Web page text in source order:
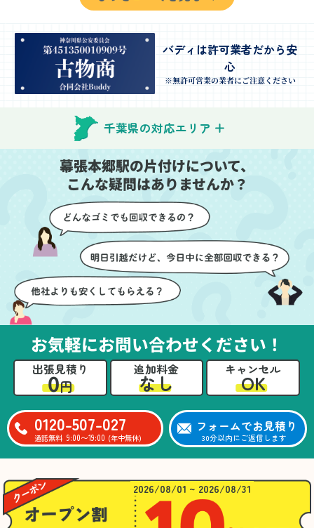
どうにもならない状態で
んが手際よく片付けてく
れたので、部屋が驚くほ
どスッキリしました。自
分では手が回らなかった
場所も含め、プロの力を
実感しました。
特に、物が散乱していた
部屋の整理や、細かなア
イテムの仕分けを迅速か
つ丁寧に対応していただ
けたのがありがたかった
です。家族それぞれが必
要なものを確認しながら
進めることができ、安心
感を持って作業をお任せ
できました。さらに、作
業終了後には部屋全体を
清掃していただき、まる
で新しい家のような清潔
感に感動しました。
ど、処分が難しいものが
きました。
当日は2名のスタッフが来
てくださり、作業の流れ
ちらも安心感を持って作
壁や床を傷つけないよう
に細心の注意を払ってい
ただき、家全体がスムー
ズに片付いていくのがと
ても嬉しかったです。作
業が終わった後には、こ
ちらからお願いしなくて
も部屋を簡単に清掃して
いただけたのも好印象で
した。
いても教えていただき、
今後の片付けにも役立つ
知識が増えました。また
何かあれば、ぜひお願い
心のこもったサービスを
ありがとうございまし
た。
バディは許可業者だから安
心
※無許可営業の業者にご注意ください
千葉県の対応エリア
幕張本郷駅の片付けについて、
こんな疑問はありませんか？
お気軽にお問い合わせください！
出張見積り
0円
追加料金
なし
キャンセル
OK
0120-507-027
通話無料 9:00〜19:00 (年中無休)
フォームでお見積り
30分以内にご返信します
2026/08/01 ~ 2026/08/31